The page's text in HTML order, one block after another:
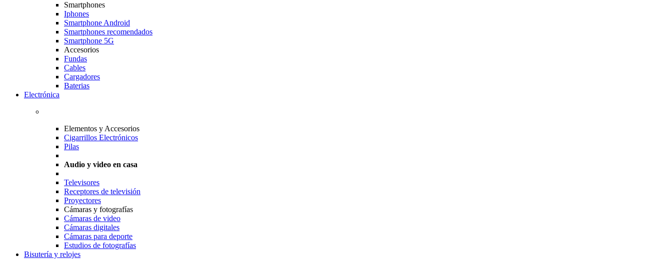
Smartphones
Iphones
Smartphone Android
Smartphones recomendados
Smartphone 5G
Accesorios
Fundas
Cables
Cargadores
Baterias
Electrónica
Elementos y Accesorios
Cigarrillos Electrónicos
Pilas
Audio y video en casa
Televisores
Receptores de televisión
Proyectores
Cámaras y fotografías
Cámaras de video
Cámaras digitales
Cámaras para deporte
Estudios de fotografías
Bisutería y relojes